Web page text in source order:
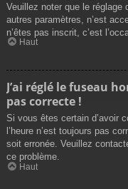
Veuillez noter que le réglage
autres paramètres, n’est
n’êtes pas inscrit, c’est
Haut
J’ai réglé le fuseau
pas correcte !
Si vous êtes certain d’avoir
l’heure n’est toujours pas
soit erronée. Veuillez
ce problème.
Haut